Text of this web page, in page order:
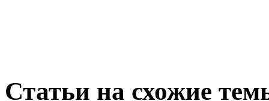
Статьи на схожие